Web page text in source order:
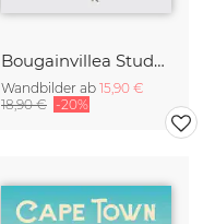
Bougainvillea Study 1
Wandbilder ab 15,90 €
18,90 € -20%